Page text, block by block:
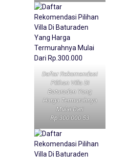
Daftar Rekomendasi
Pilihan Villa Di
Baturaden Yang
Harga Termurahnya
Mulai Dari
Rp.300.000 53